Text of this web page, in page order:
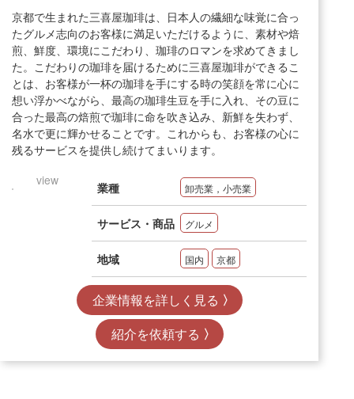
京都で生まれた三喜屋珈琲は、日本人の繊細な味覚に合っ
たグルメ志向のお客様に満足いただけるように、素材や焙
煎、鮮度、環境にこだわり、珈琲のロマンを求めてきまし
た。こだわりの珈琲を届けるために三喜屋珈琲ができるこ
とは、お客様が一杯の珈琲を手にする時の笑顔を常に心に
想い浮かべながら、最高の珈琲生豆を手に入れ、その豆に
合った最高の焙煎で珈琲に命を吹き込み、新鮮を失わず、
名水で更に輝かせることです。これからも、お客様の心に
残るサービスを提供し続けてまいります。
view
業種 卸売業，小売業
サービス・商品 グルメ
地域 国内 京都
企業情報を詳しく見る
紹介を依頼する